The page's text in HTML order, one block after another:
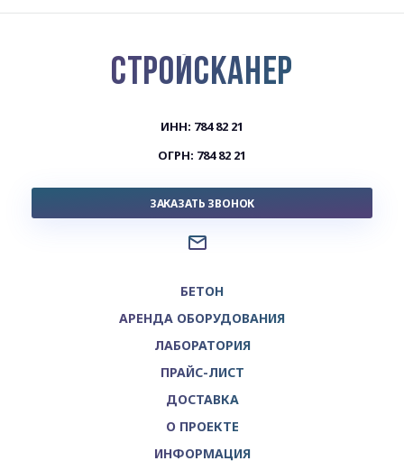
СТРОЙСКАНЕР
ИНН: 784 82 21
ОГРН: 784 82 21
ЗАКАЗАТЬ ЗВОНОК
БЕТОН
АРЕНДА ОБОРУДОВАНИЯ
ЛАБОРАТОРИЯ
ПРАЙС-ЛИСТ
ДОСТАВКА
О ПРОЕКТЕ
ИНФОРМАЦИЯ